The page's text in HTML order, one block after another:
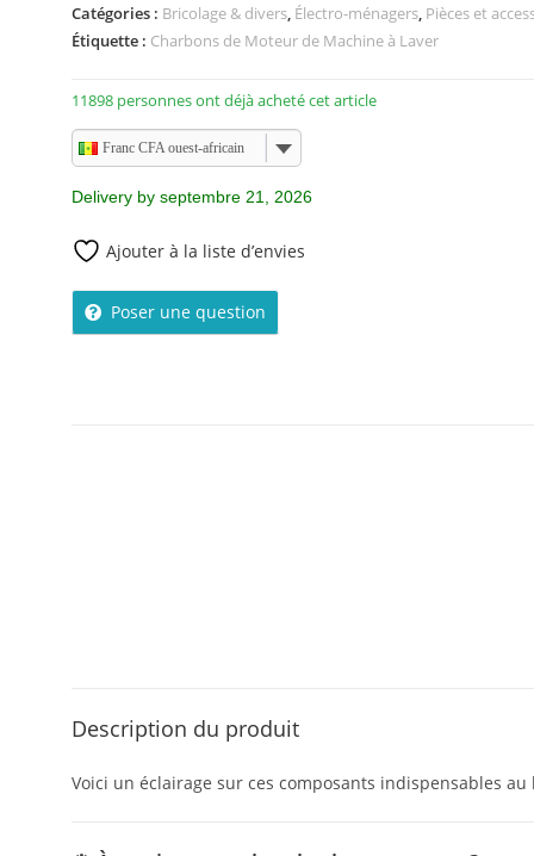
r
5
Catégories : Bricolage & divers Électro-ménagers Pièces et
Étiquette : Charbons de Moteur de Machine à Laver
11898 personnes ont déjà acheté cet article
Franc CFA ouest-africain
Delivery by septembre 21, 2026
Ajouter à la liste d’envies
Poser une question
Description du produit
Voici un éclairage sur ces composants indispensables